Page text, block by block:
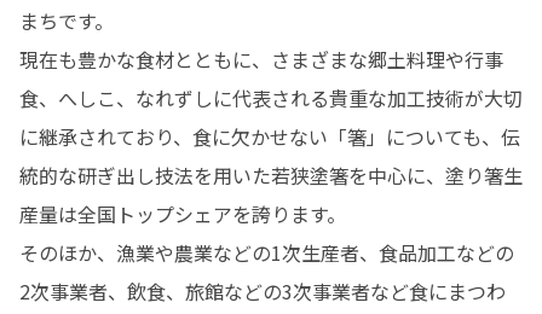
まちです。
現在も豊かな食材とともに、さまざまな郷土料理や行事
食、へしこ、なれずしに代表される貴重な加工技術が大切
に継承されており、食に欠かせない「箸」についても、伝
統的な研ぎ出し技法を用いた若狭塗箸を中心に、塗り箸生
産量は全国トップシェアを誇ります。
そのほか、漁業や農業などの1次生産者、食品加工などの
2次事業者、飲食、旅館などの3次事業者など食にまつわ